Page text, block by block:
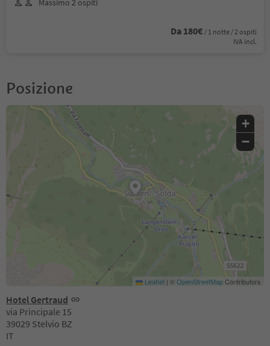
Massimo 2 ospiti
Da 180€ / 1 notte / 2 ospiti
IVA incl.
Posizione
Hotel Gertraud
via Principale 15
39029 Stelvio BZ
IT
+
−
Leaflet | ©OpenStreetMapContributors